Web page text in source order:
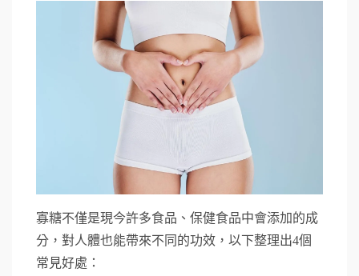
寡糖不僅是現今許多食品、保健食品中會添加的成
分，對人體也能帶來不同的功效，以下整理出4個
常見好處：